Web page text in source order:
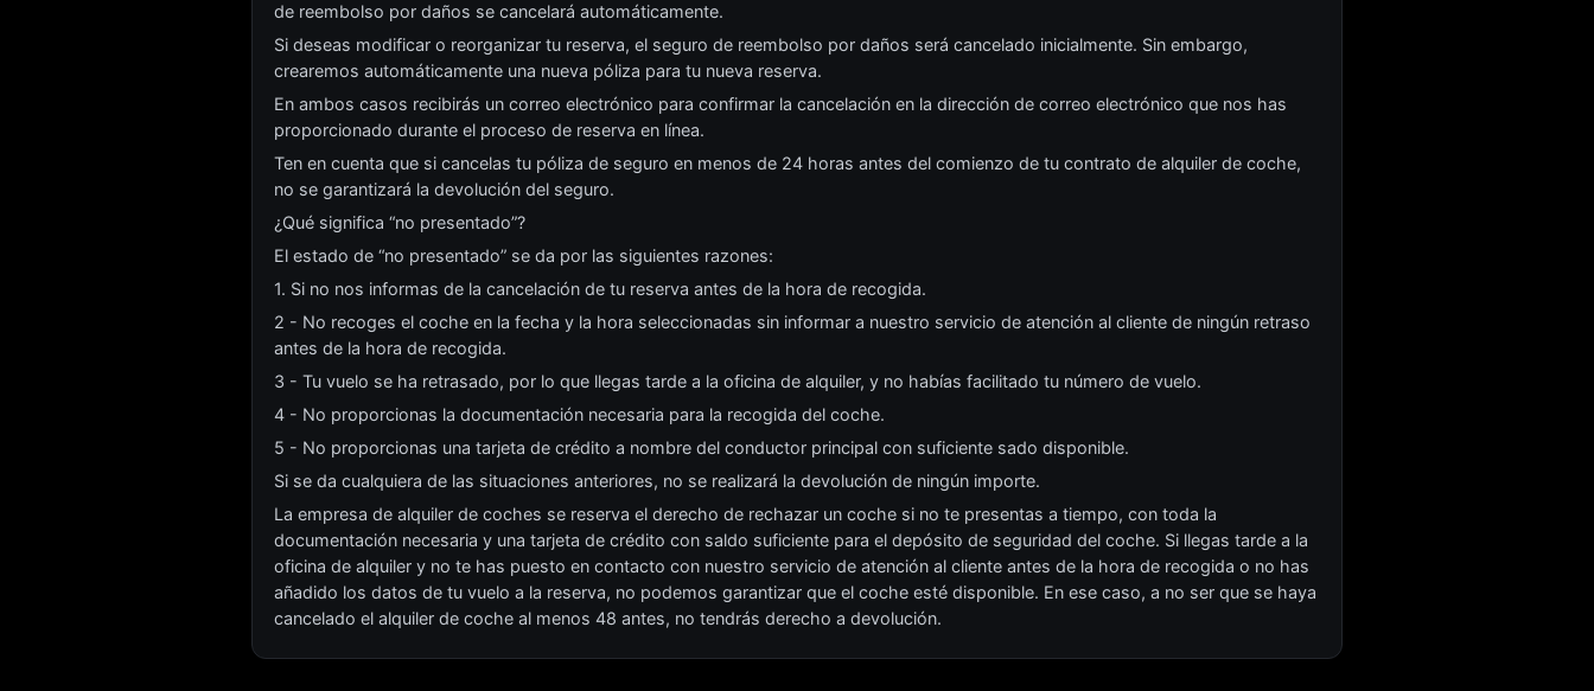
de reembolso por daños se cancelará automáticamente.
Si deseas modificar o reorganizar tu reserva, el seguro de reembolso por daños será cancelado inicialmente. Sin embargo,
crearemos automáticamente una nueva póliza para tu nueva reserva.
En ambos casos recibirás un correo electrónico para confirmar la cancelación en la dirección de correo electrónico que nos has
proporcionado durante el proceso de reserva en línea.
Ten en cuenta que si cancelas tu póliza de seguro en menos de 24 horas antes del comienzo de tu contrato de alquiler de coche,
no se garantizará la devolución del seguro.
¿Qué significa “no presentado”?
El estado de “no presentado” se da por las siguientes razones:
1. Si no nos informas de la cancelación de tu reserva antes de la hora de recogida.
2 - No recoges el coche en la fecha y la hora seleccionadas sin informar a nuestro servicio de atención al cliente de ningún retraso
antes de la hora de recogida.
3 - Tu vuelo se ha retrasado, por lo que llegas tarde a la oficina de alquiler, y no habías facilitado tu número de vuelo.
4 - No proporcionas la documentación necesaria para la recogida del coche.
5 - No proporcionas una tarjeta de crédito a nombre del conductor principal con suficiente sado disponible.
Si se da cualquiera de las situaciones anteriores, no se realizará la devolución de ningún importe.
La empresa de alquiler de coches se reserva el derecho de rechazar un coche si no te presentas a tiempo, con toda la
documentación necesaria y una tarjeta de crédito con saldo suficiente para el depósito de seguridad del coche. Si llegas tarde a la
oficina de alquiler y no te has puesto en contacto con nuestro servicio de atención al cliente antes de la hora de recogida o no has
añadido los datos de tu vuelo a la reserva, no podemos garantizar que el coche esté disponible. En ese caso, a no ser que se haya
cancelado el alquiler de coche al menos 48 antes, no tendrás derecho a devolución.